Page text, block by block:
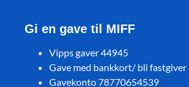
Gi en gave til MIFF
Vipps gaver 44945
Gave med bankkort/ bli fastgiver
Gavekonto 78770654539